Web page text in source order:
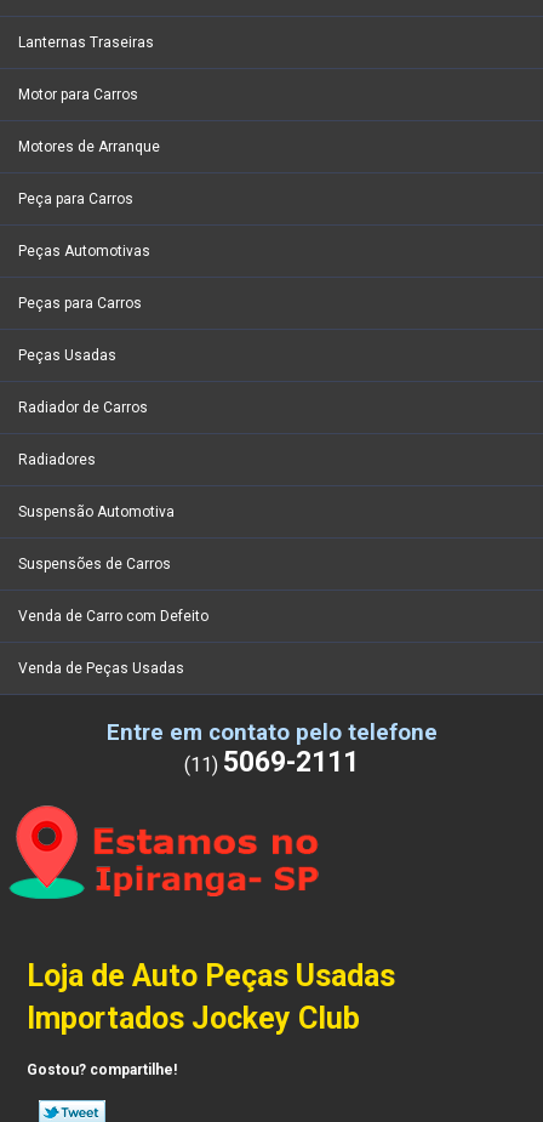
Lanternas Traseiras
Motor para Carros
Motores de Arranque
Peça para Carros
Peças Automotivas
Peças para Carros
Peças Usadas
Radiador de Carros
Radiadores
Suspensão Automotiva
Suspensões de Carros
Venda de Carro com Defeito
Venda de Peças Usadas
Entre em contato pelo telefone
(11) 5069-2111
Loja de Auto Peças Usadas
Importados Jockey Club
Gostou? compartilhe!